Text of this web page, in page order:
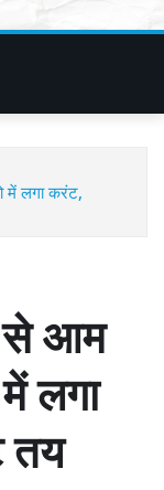
में लगा करंट,
से आम
लगा
तय